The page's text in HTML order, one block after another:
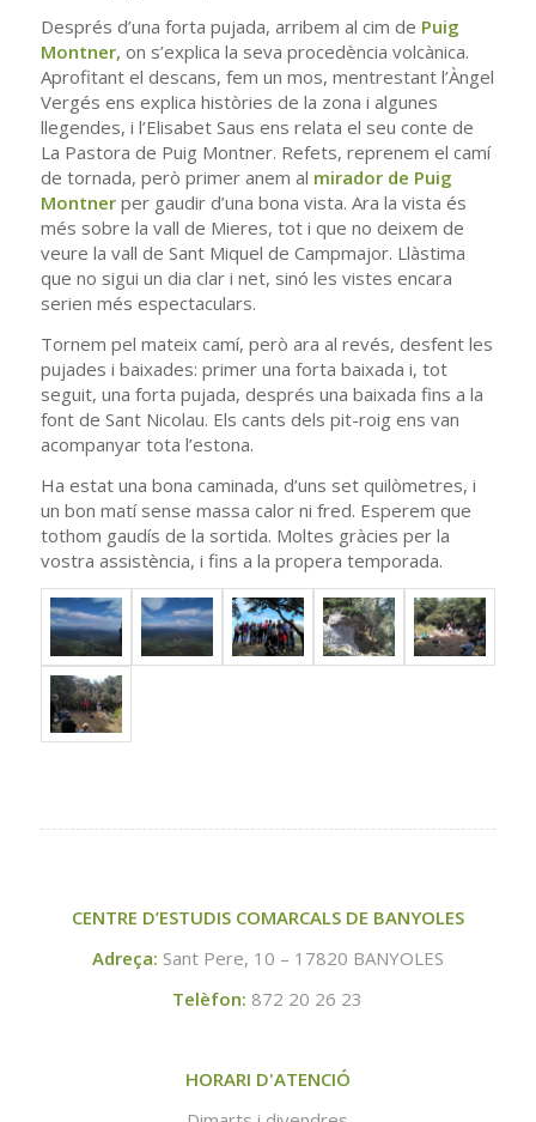
Després d’una forta pujada, arribem al cim de Puig
Montner, on s’explica la seva procedència volcànica.
Aprofitant el descans, fem un mos, mentrestant l’Àngel
Vergés ens explica històries de la zona i algunes
llegendes, i l’Elisabet Saus ens relata el seu conte de
La Pastora de Puig Montner. Refets, reprenem el camí
de tornada, però primer anem al mirador de Puig
Montnerper gaudir d’una bona vista. Ara la vista és
més sobre la vall de Mieres, tot i que no deixem de
veure la vall de Sant Miquel de Campmajor. Llàstima
que no sigui un dia clar i net, sinó les vistes encara
serien més espectaculars.
Tornem pel mateix camí, però ara al revés, desfent les
pujades i baixades: primer una forta baixada i, tot
seguit, una forta pujada, després una baixada fins a la
font de Sant Nicolau. Els cants dels pit-roig ens van
acompanyar tota l’estona.
Ha estat una bona caminada, d’uns set quilòmetres, i
un bon matí sense massa calor ni fred. Esperem que
tothom gaudís de la sortida. Moltes gràcies per la
vostra assistència, i fins a la propera temporada.
CENTRE D’ESTUDIS COMARCALS DE BANYOLES
Adreça: Sant Pere, 10 – 17820 BANYOLES
Telèfon: 872 20 26 23
HORARI D'ATENCIÓ